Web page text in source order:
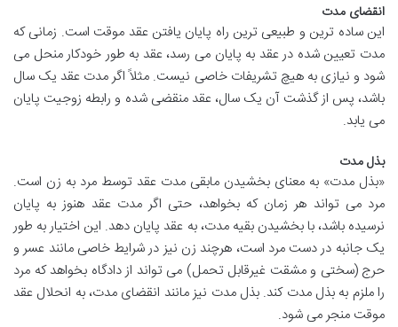
انقضای مدت
این ساده ترین و طبیعی ترین راه پایان یافتن عقد موقت است. زمانی که
مدت تعیین شده در عقد به پایان می رسد، عقد به طور خودکار منحل می
شود و نیازی به هیچ تشریفات خاصی نیست. مثلاً اگر مدت عقد یک سال
باشد، پس از گذشت آن یک سال، عقد منقضی شده و رابطه زوجیت پایان
می یابد.
بذل مدت
«بذل مدت» به معنای بخشیدن مابقی مدت عقد توسط مرد به زن است.
مرد می تواند هر زمان که بخواهد، حتی اگر مدت عقد هنوز به پایان
نرسیده باشد، با بخشیدن بقیه مدت، به عقد پایان دهد. این اختیار به طور
یک جانبه در دست مرد است، هرچند زن نیز در شرایط خاصی مانند عسر و
حرج (سختی و مشقت غیرقابل تحمل) می تواند از دادگاه بخواهد که مرد
را ملزم به بذل مدت کند. بذل مدت نیز مانند انقضای مدت، به انحلال عقد
موقت منجر می شود.